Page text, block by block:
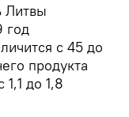
Литвы
год
с 45 до
продукта
до 1,8